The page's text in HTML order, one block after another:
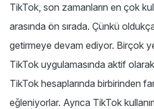
TikTok, son zamanların en çok
arasında ön sırada. Çünkü
getirmeye devam ediyor. Birçok
TikTok uygulamasında aktif olarak
TikTok hesaplarında birbirinden
eğleniyorlar. Ayrıca TikTok